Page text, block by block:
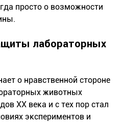
просто о возможности
лабораторных
о нравственной стороне
животных
ХХ века и с тех пор стал
экспериментов и